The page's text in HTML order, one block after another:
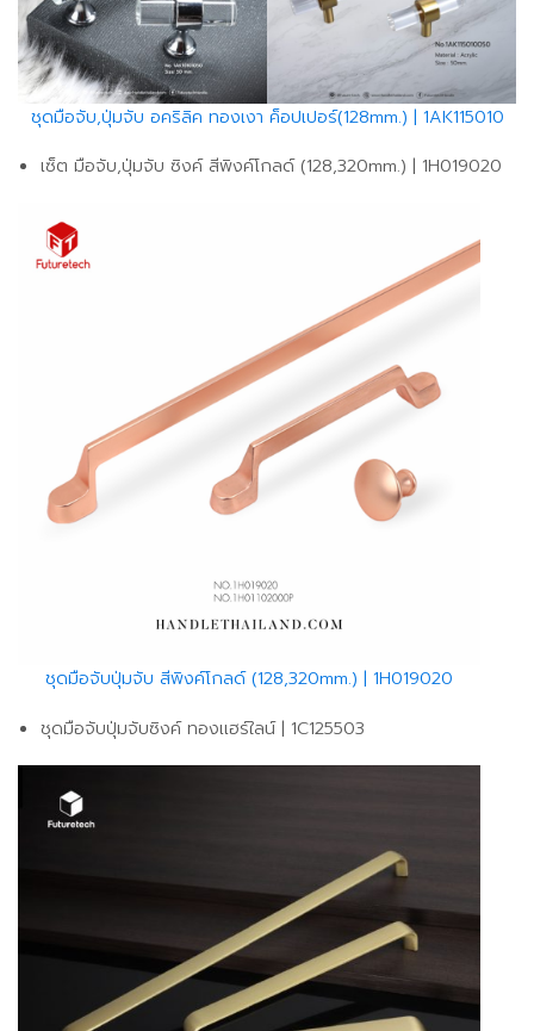
ชุดมือจับ,ปุ่มจับ อคริลิค ทองเงา ค็อปเปอร์(128mm.) | 1AK115010
เซ็ต มือจับ,ปุ่มจับ ซิงค์ สีพิงค์โกลด์ (128,320mm.) | 1H019020
ชุดมือจับปุ่มจับ สีพิงค์โกลด์ (128,320mm.) | 1H019020
ชุดมือจับปุ่มจับซิงค์ ทองเเฮร์ใลน์ | 1C125503